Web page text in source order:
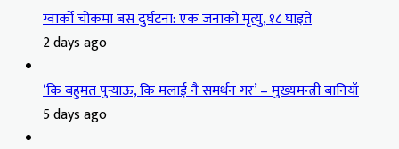
ग्वार्को चोकमा बस दुर्घटना: एक जनाको मृत्यु, १८ घाइते
2 days ago
‘कि बहुमत पुर्‍याऊ, कि मलाई नै समर्थन गर’ – मुख्यमन्त्री बानियाँ
5 days ago